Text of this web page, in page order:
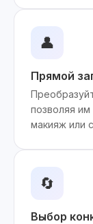
👤
Прямой
позволяя
макияж или
🔄
Выбор